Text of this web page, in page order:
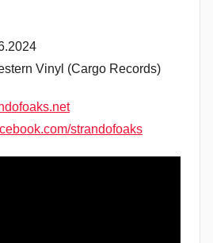
Vinyl (Cargo Records)
strandofoaks